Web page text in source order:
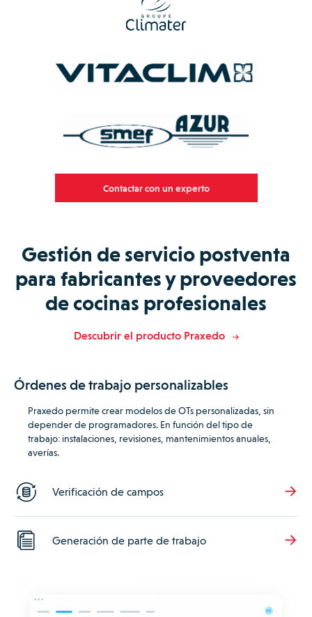
Contactar con un experto
Gestión de servicio postventa
para fabricantes y proveedores
de cocinas profesionales
Descubrir el producto Praxedo
Órdenes de trabajo personalizables
Praxedo permite crear modelos de OTs personalizadas, sin
depender de programadores. En función del tipo de
trabajo: instalaciones, revisiones, mantenimientos anuales,
averías.
Verificación de campos
Generación de parte de trabajo